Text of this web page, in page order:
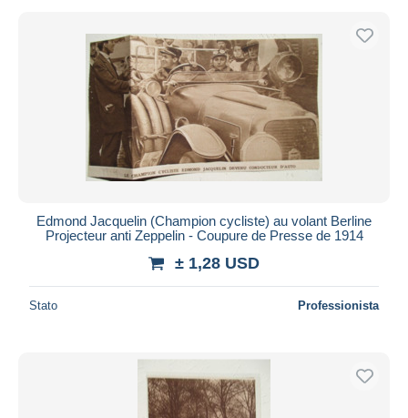
Edmond Jacquelin (Champion cycliste) au volant Berline
Projecteur anti Zeppelin - Coupure de Presse de 1914
± 1,28 USD
Stato Professionista